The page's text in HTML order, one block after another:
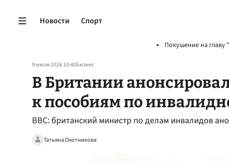
Новости Спорт
Покушение на главу
9 июля 2026 10:40Бизнес
В Британии
к пособиям по
ВВС: британский министр по делам инвалидов
Татьяна Охотникова